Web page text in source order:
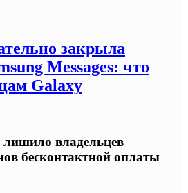
закрыла
Messages: что
Galaxy
лишило владельцев
бесконтактной оплаты